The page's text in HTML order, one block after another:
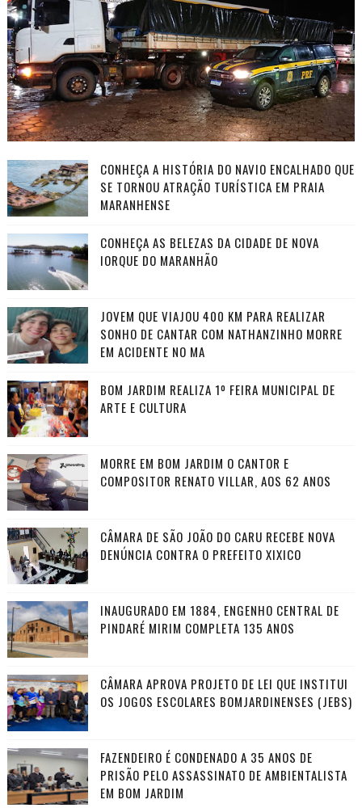
CONHEÇA A HISTÓRIA DO NAVIO ENCALHADO QUE
SE TORNOU ATRAÇÃO TURÍSTICA EM PRAIA
MARANHENSE
CONHEÇA AS BELEZAS DA CIDADE DE NOVA
IORQUE DO MARANHÃO
JOVEM QUE VIAJOU 400 KM PARA REALIZAR
SONHO DE CANTAR COM NATHANZINHO MORRE
EM ACIDENTE NO MA
BOM JARDIM REALIZA 1º FEIRA MUNICIPAL DE
ARTE E CULTURA
MORRE EM BOM JARDIM O CANTOR E
COMPOSITOR RENATO VILLAR, AOS 62 ANOS
CÂMARA DE SÃO JOÃO DO CARU RECEBE NOVA
DENÚNCIA CONTRA O PREFEITO XIXICO
INAUGURADO EM 1884, ENGENHO CENTRAL DE
PINDARÉ MIRIM COMPLETA 135 ANOS
CÂMARA APROVA PROJETO DE LEI QUE INSTITUI
OS JOGOS ESCOLARES BOMJARDINENSES (JEBS)
FAZENDEIRO É CONDENADO A 35 ANOS DE
PRISÃO PELO ASSASSINATO DE AMBIENTALISTA
EM BOM JARDIM